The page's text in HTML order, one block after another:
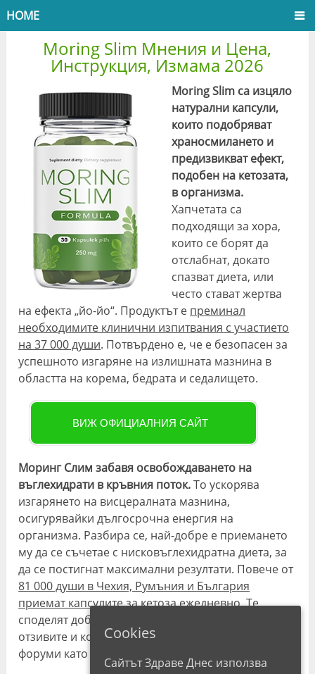
HOME
Moring Slim Мнения и Цена,
Инструкция, Измама 2026
Moring Slim са изцяло
натурални капсули,
които подобряват
храносмилането и
предизвикват ефект,
подобен на кетозата,
в организма.
Хапчетата са
подходящи за хора,
които се борят да
отслабнат, докато
спазват диета, или
често стават жертва
на ефекта „йо-йо“. Продуктът е преминал
необходимите клинични изпитвания с участието
на 37 000 души. Потвърдено е, че е безопасен за
успешното изгаряне на излишната мазнина в
областта на корема, бедрата и седалището.
ВИЖ ОФИЦИАЛНИЯ САЙТ
Моринг Слим забавя освобождаването на
въглехидрати в кръвния поток.То ускорява
изгарянето на висцералната мазнина,
осигурявайки дългосрочна енергия на
организма. Разбира се, най-добре е приемането
му да се съчетае с нисковъглехидратна диета, за
да се постигнат максимални резултати. Повече от
81 000 души в Чехия, Румъния и България
приемат капсулите за кетоза ежедневно. Те
споделят добри резултати за отслабване в
отзивите и коментарите за Moring Slim във
форуми като BG Mama.
Cookies
Сайтът Здраве Днес използва